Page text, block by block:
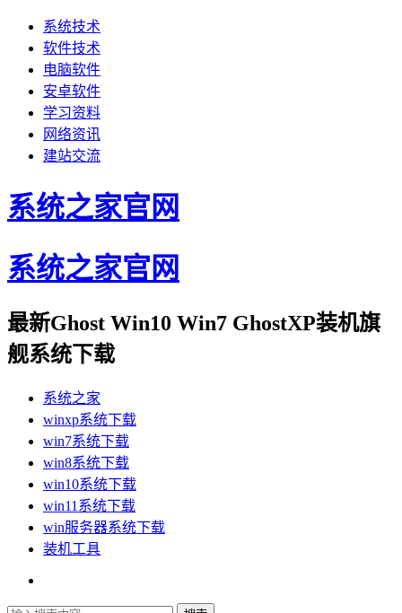
系统技术
软件技术
电脑软件
安卓软件
学习资料
网络资讯
建站交流
系统之家官网
系统之家官网
最新Ghost Win10 Win7 GhostXP装机旗
舰系统下载
系统之家
winxp系统下载
win7系统下载
win8系统下载
win10系统下载
win11系统下载
win服务器系统下载
装机工具